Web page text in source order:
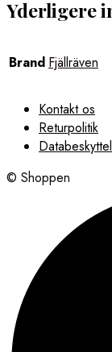
Yderligere
Brand Fjällräven
Kontakt os
Returpolitik
© Shoppen